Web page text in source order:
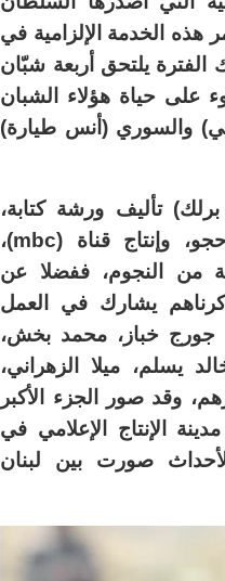
من هم في عمر هذه الخدمة الإلزامية في
يلتحق أربعة شبّان
على حياة هؤلاء الشبان
والسوري (أنس طيارة)
تأليف ورشة كتابة،
وإخراج الليث حجو، وإنتاج قناة (mbc)،
من النجوم، ففضلا عن
يشارك في العمل
جورج خباز، محمد بخش،
يسلم، ميلا الزهراني،
وقد صور الجزء الأكبر
الإنتاج الإعلامي في
صورت بين لبنان